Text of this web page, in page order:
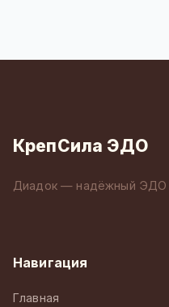
КрепСила ЭДО
Диадок — надёжный ЭДО
Навигация
Главная